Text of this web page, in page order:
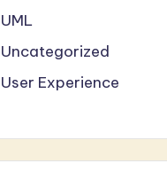
UML
Uncategorized
User Experience